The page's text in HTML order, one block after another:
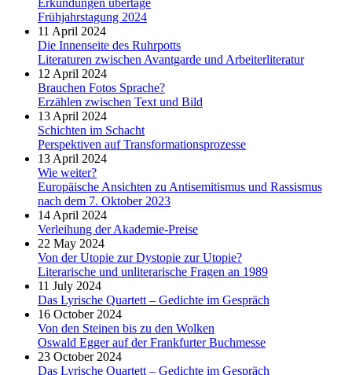
Frühjahrstagung 2024
11 April 2024
Die Innenseite des Ruhrpotts
Literaturen zwischen Avantgarde und Arbeiterliteratur
12 April 2024
Brauchen Fotos Sprache?
Erzählen zwischen Text und Bild
13 April 2024
Schichten im Schacht
Perspektiven auf Transformationsprozesse
13 April 2024
Wie weiter?
Europäische Ansichten zu Antisemitismus und Rassismus
nach dem 7. Oktober 2023
14 April 2024
Verleihung der Akademie-Preise
22 May 2024
Von der Utopie zur Dystopie zur Utopie?
Literarische und unliterarische Fragen an 1989
11 July 2024
Das Lyrische Quartett – Gedichte im Gespräch
16 October 2024
Von den Steinen bis zu den Wolken
Oswald Egger auf der Frankfurter Buchmesse
23 October 2024
Das Lyrische Quartett – Gedichte im Gespräch